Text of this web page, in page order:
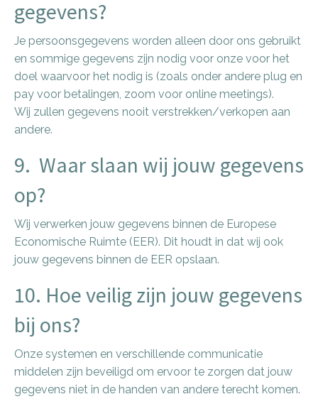
gegevens?
Je persoonsgegevens worden alleen door ons gebruikt
en sommige gegevens zijn nodig voor onze voor het
doel waarvoor het nodig is (zoals onder andere plug en
pay voor betalingen, zoom voor online meetings).
Wij zullen gegevens nooit verstrekken/verkopen aan
andere.
9. Waar slaan wij jouw gegevens
op?
Wij verwerken jouw gegevens binnen de Europese
Economische Ruimte (EER). Dit houdt in dat wij ook
jouw gegevens binnen de EER opslaan.
10. Hoe veilig zijn jouw gegevens
bij ons?
Onze systemen en verschillende communicatie
middelen zijn beveiligd om ervoor te zorgen dat jouw
gegevens niet in de handen van andere terecht komen.